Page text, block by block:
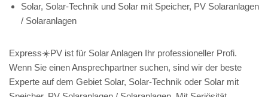
Solar, Solar-Technik und Solar mit Speicher, PV Solaranlagen
/ Solaranlagen
Express☀️PV️ ist für Solar Anlagen Ihr professioneller Profi.
Wenn Sie einen Ansprechpartner suchen, sind wir der beste
Experte auf dem Gebiet Solar, Solar-Technik oder Solar mit